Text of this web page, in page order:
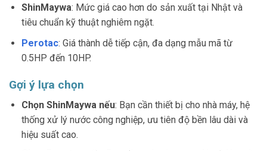
ShinMaywa: Mức giá cao hơn do sản xuất tại Nhật và
tiêu chuẩn kỹ thuật nghiêm ngặt.
Perotac: Giá thành dễ tiếp cận, đa dạng mẫu mã từ
0.5HP đến 10HP.
Gợi ý lựa chọn
Chọn ShinMaywa nếu: Bạn cần thiết bị cho nhà máy, hệ
thống xử lý nước công nghiệp, ưu tiên độ bền lâu dài và
hiệu suất cao.